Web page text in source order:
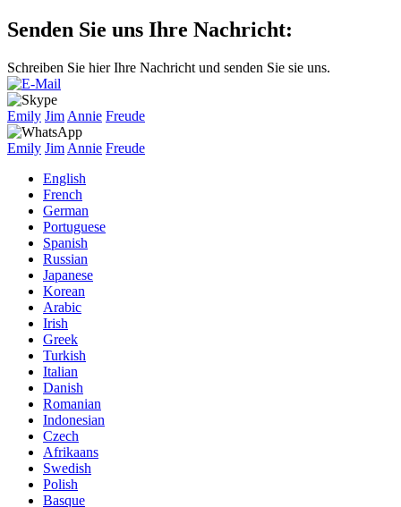
Senden Sie uns Ihre Nachricht:
Schreiben Sie hier Ihre Nachricht und senden Sie sie uns.
Emily Jim Annie Freude
Emily Jim Annie Freude
English
French
German
Portuguese
Spanish
Russian
Japanese
Korean
Arabic
Irish
Greek
Turkish
Italian
Danish
Romanian
Indonesian
Czech
Afrikaans
Swedish
Polish
Basque